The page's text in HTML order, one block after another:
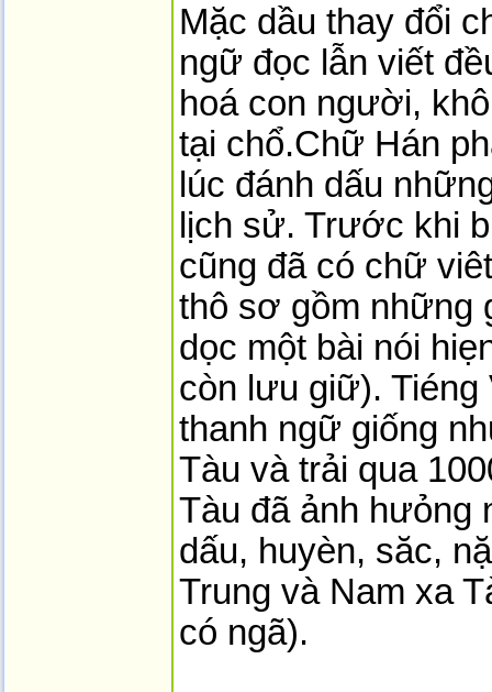
Mặc dầu thay đổi
ngữ đọc lẫn viết
hoá con người,
tại chổ.Chữ Hán
lúc đánh dấu
lịch sử. Trước khi
cũng đã có chữ
thô sơ gồm những
dọc một bài nói
còn lưu giữ).
thanh ngữ giống
Tàu và trải qua
Tàu đã ảnh hưỏng
dấu, huyèn, săc,
Trung và Nam xa
có ngã).